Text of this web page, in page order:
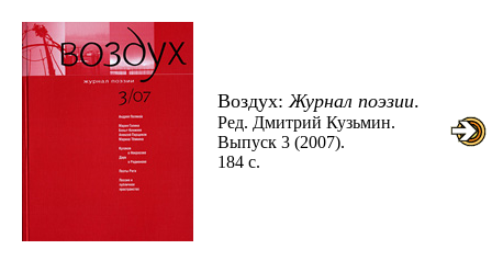
Воздух:Журнал поэзии.
Ред. Дмитрий Кузьмин.
Выпуск 3 (2007).
184 c.